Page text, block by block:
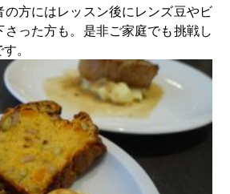
方にはレッスン後にレンズ豆やビ
った方も。是非ご家庭でも挑戦し
。